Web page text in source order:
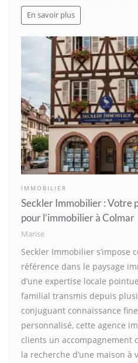
En savoir plus
IMMOBILIER
Seckler Immobilier : Votre
pour l’immobilier à Colmar
Marise
Seckler Immobilier s’impose
référence dans le paysage
d’une expertise locale
familial transmis depuis
conjuguant connaissance
personnalisé, cette agence
clients un accompagnement
la recherche d’une maison à